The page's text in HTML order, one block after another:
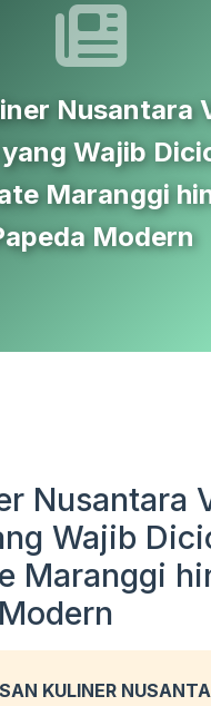
Nusantara
Wajib
Maranggi
Modern
Nusantara
Wajib
Maranggi
KULINER